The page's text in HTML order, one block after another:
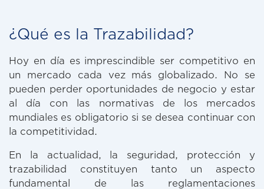
¿Qué es la Trazabilidad?
Hoy en día es imprescindible ser competitivo en
un mercado cada vez más globalizado. No se
pueden perder oportunidades de negocio y estar
al día con las normativas de los mercados
mundiales es obligatorio si se desea continuar con
la competitividad.
En la actualidad, la seguridad, protección y
trazabilidad constituyen tanto un aspecto
fundamental de las reglamentaciones